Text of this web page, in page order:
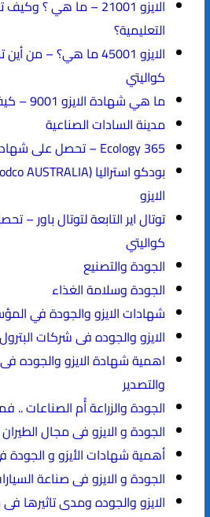
الايزو 21001 – ما هي
التعليمية؟
الايزو 45001 ما هي؟ –
كواليتي
ما هي شهادة الايزو 9001 – كيف تحصل عليها ؟
مدينة السادات الصناعية
365 Ecology – تحصل على شهادات الأيزو
الايزو
توتال اير التابعة لتوتال باور –
كواليتي
الجودة والتصنيع
الجودة وسلامة الغذاء
شهادات الايزو والجودة في
الايزو والجوده فى شركات
اهمية شهادة الايزو والجوده فى
والتصدير
الجودة والزراعة أُم الصناعات ..
الجودة و الايزو فى مجال
أهمية شهادات الأيزو و
الجودة و الايزو فى صناعة
الايزو والجوده ومدى تاثيرها